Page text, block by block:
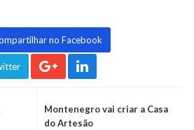
no Facebook
Montenegro vai criar a Casa
do Artesão